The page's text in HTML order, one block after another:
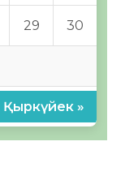
29 30
Қыркүйек »